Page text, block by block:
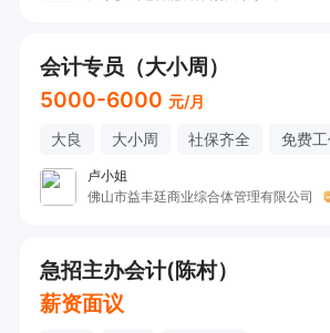
会计专员（大小周）
5000-6000 元/月
大良 大小周 社保齐全 免费
卢小姐
佛山市益丰廷商业综合体管理有限公司
急招主办会计(陈村）
薪资面议